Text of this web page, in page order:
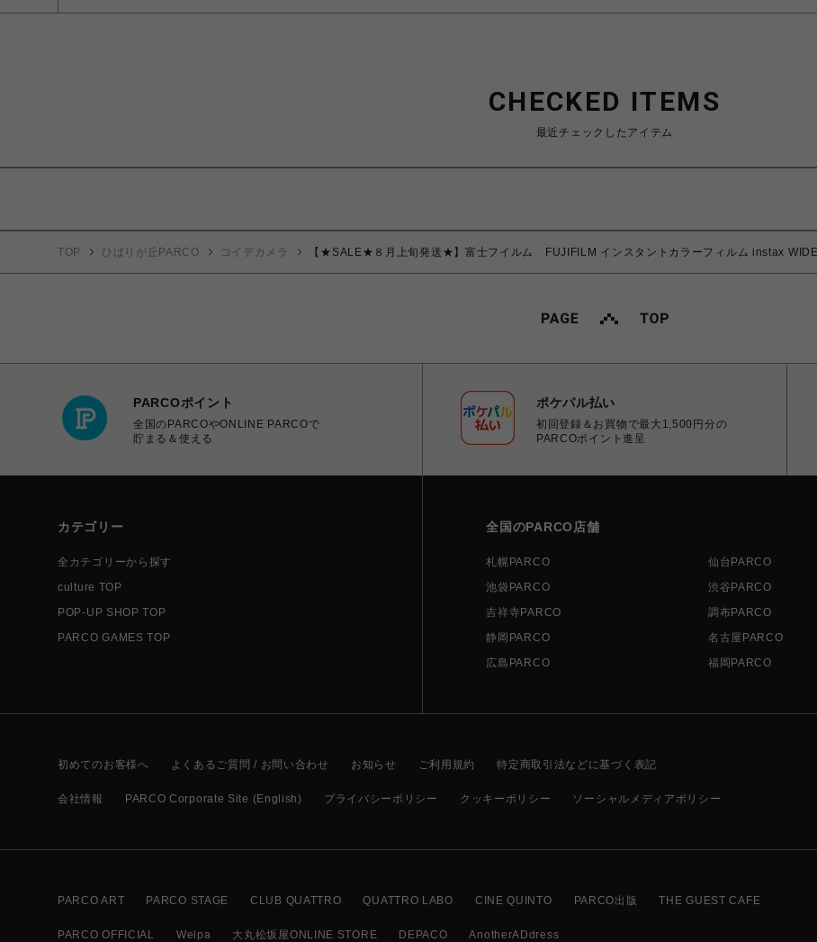
CHECKED ITEMS
最近チェックしたアイテム
TOP ひばりが丘PARCO コイデカメラ 【★SALE★８月上旬発送★】富士フイルム FUJIFILM インスタントカラーフィルム instax
PARCOポイント
全国のPARCOやONLINE PARCOで
貯まる＆使える
ポケパル払い
初回登録＆お買物で最大1,500円分の
PARCOポイント進呈
カテゴリー
全カテゴリーから探す
culture TOP
POP-UP SHOP TOP
PARCO GAMES TOP
全国のPARCO店舗
札幌PARCO 仙台PARCO
池袋PARCO
渋谷PARCO
吉祥寺PARCO
調布PARCO
静岡PARCO
名古屋PARCO
広島PARCO
福岡PARCO
初めてのお客様へ よくあるご質問 / お問い合わせ お知らせ ご利用規約 特定商取引法などに基づく表記
会社情報 PARCO Corporate Site (English) プライバシーポリシー クッキーポリシー ソーシャルメディアポリシー
PARCO ART PARCO STAGE CLUB QUATTRO QUATTRO LABO CINE QUINTO PARCO出版 THE GUEST CAFE
PARCO OFFICIAL Welpa 大丸松坂屋ONLINE STORE DEPACO AnotherADdress